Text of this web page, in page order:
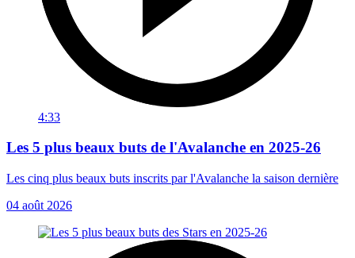
4:33
Les 5 plus beaux buts de l'Avalanche en 2025-26
Les cinq plus beaux buts inscrits par l'Avalanche la saison dernière
04 août 2026